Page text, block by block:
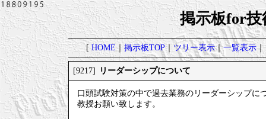
掲示板for技
[HOME｜掲示板TOP｜ツリー表示｜一覧表示｜
[9217] リーダーシップについて
口頭試験対策の中で過去業務のリーダーシップ
教授お願い致します。